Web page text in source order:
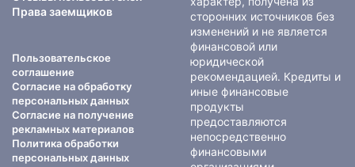
Права заемщиков
Пользовательское
соглашение
Согласие на обработку
персональных данных
Согласие на получение
рекламных материалов
Политика обработки
персональных данных
сторонних источников без
изменений и не является
финансовой или
юридической
рекомендацией. Кредиты и
иные финансовые
продукты
предоставляются
непосредственно
финансовыми